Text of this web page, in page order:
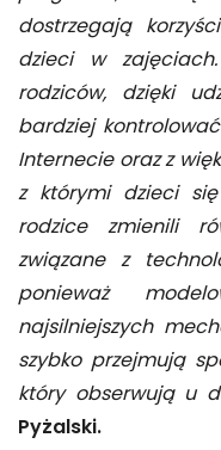
dostrzegają
dzieci w
rodziców, dzięki
bardziej
Internecie oraz z
z którymi dzieci
rodzice zmienili
związane z
ponieważ
najsilniejszych
szybko przejmują
który obserwują u
Pyżalski.